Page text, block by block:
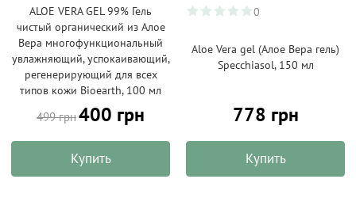
ALOE VERA GEL 99% Гель
чистый органический из Алое
Вера многофункциональный
увлажняющий, успокаивающий,
регенерирующий для всех
типов кожи Bioearth, 100 мл
499 грн400 грн
Купить
0
Aloe Vera gel (Алое Вера гель)
Specchiasol, 150 мл
778 грн
Купить